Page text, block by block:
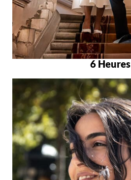
6 Heures